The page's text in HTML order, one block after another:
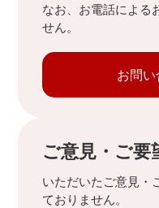
なお、お電話による
せん。
お問
ご意見・ご要
いただいたご意見・
ておりません。